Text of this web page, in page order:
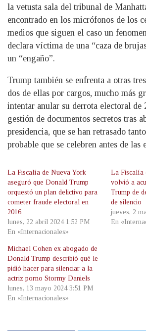
la vetusta sala del tribunal de
encontrado en los micrófonos de los
medios que siguen el caso un
declara víctima de una “caza de
un “engaño”.
Trump también se enfrenta a otras
dos de ellas por cargos, mucho más
intentar anular su derrota electoral de
gestión de documentos secretos tras
presidencia, que se han retrasado
probable que se celebren antes de las
La Fiscalía de Nueva York
aseguró que Donald Trump
orquestó un plan delictivo para
cometer fraude electoral en
2016
lunes, 22 abril 2024 1:52 PM
En «Internacionales»
La Fiscalía
volvió a
Trump de
de silencio
jueves, 2
En
Michael Cohen ex abogado de
Donald Trump describió qué le
pidió hacer para silenciar a la
actriz porno Stormy Daniels
lunes, 13 mayo 2024 3:51 PM
En «Internacionales»